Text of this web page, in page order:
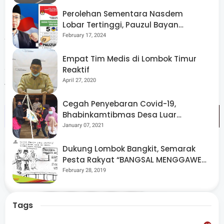
lain.
Sedangkan Komando adalah organisasi sayap Partai
Perindo. Komando dan RELIJI bisa
sosial ini
karena kedua organisasi tersebut
Jokowi untuk Pilpres 2019. (*)
Tags Lombok Timur
Share
Perolehan Sementara Nasdem
Lobar Tertinggi, Pauzul Bayan
Berpeluang “Rebut” Kursi Dapil 3
February 17, 2024
Empat Tim Medis di Lombok Timur
Reaktif
April 27, 2020
Cegah Penyebaran Covid-19,
Bhabinkamtibmas Desa Luar
Pantau Kegiatan Posyandu
January 07, 2021
Dukung Lombok Bangkit, Semarak
Pesta Rakyat “BANGSAL MENGGAWE”
Kembali Digelar Para Seniman Di
February 28, 2019
Tags